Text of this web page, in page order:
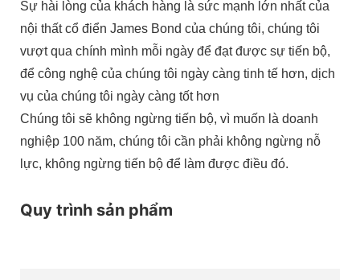
Sự hài lòng của khách hàng là sức mạnh lớn nhất của
nội thất cổ điển James Bond của chúng tôi, chúng tôi
vượt qua chính mình mỗi ngày để đạt được sự tiến bộ,
để công nghệ của chúng tôi ngày càng tinh tế hơn, dịch
vụ của chúng tôi ngày càng tốt hơn
Chúng tôi sẽ không ngừng tiến bộ, vì muốn là doanh
nghiệp 100 năm, chúng tôi cần phải không ngừng nỗ
lực, không ngừng tiến bộ để làm được điều đó.
Quy trình sản phẩm